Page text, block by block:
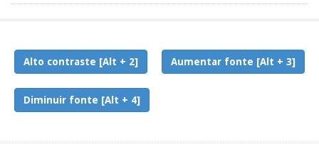
Alto contraste [Alt + 2] Aumentar fonte [Alt + 3]
Diminuir fonte [Alt + 4]